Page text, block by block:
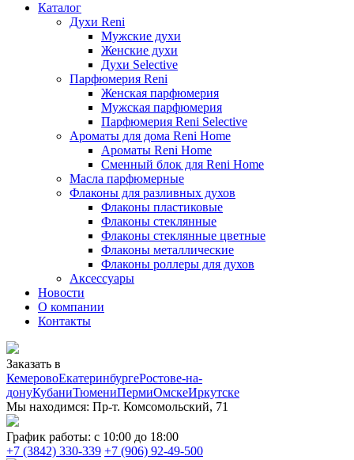
Каталог
Духи Reni
Мужские духи
Женские духи
Духи Selective
Парфюмерия Reni
Женская парфюмерия
Мужская парфюмерия
Парфюмерия Reni Selective
Ароматы для дома Reni Home
Ароматы Reni Home
Сменный блок для Reni Home
Масла парфюмерные
Флаконы для разливных духов
Флаконы пластиковые
Флаконы стеклянные
Флаконы стеклянные цветные
Флаконы металлические
Флаконы роллеры для духов
Аксессуары
Новости
О компании
Контакты
Заказать в
КемеровоЕкатеринбургеРостове-на-
донуКубаниТюмениПермиОмскеИркутске
Мы находимся: Пр-т. Комсомольский, 71
График работы: с 10:00 до 18:00
+7 (3842) 330-339 +7 (906) 92-49-500